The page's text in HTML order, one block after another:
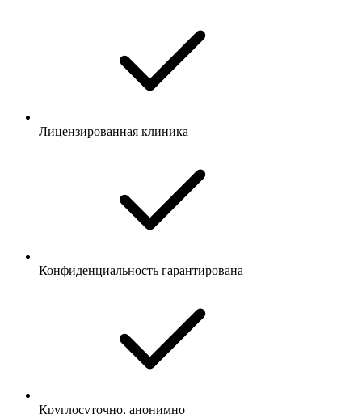
Лицензированная клиника
Конфиденциальность гарантирована
Круглосуточно, анонимно